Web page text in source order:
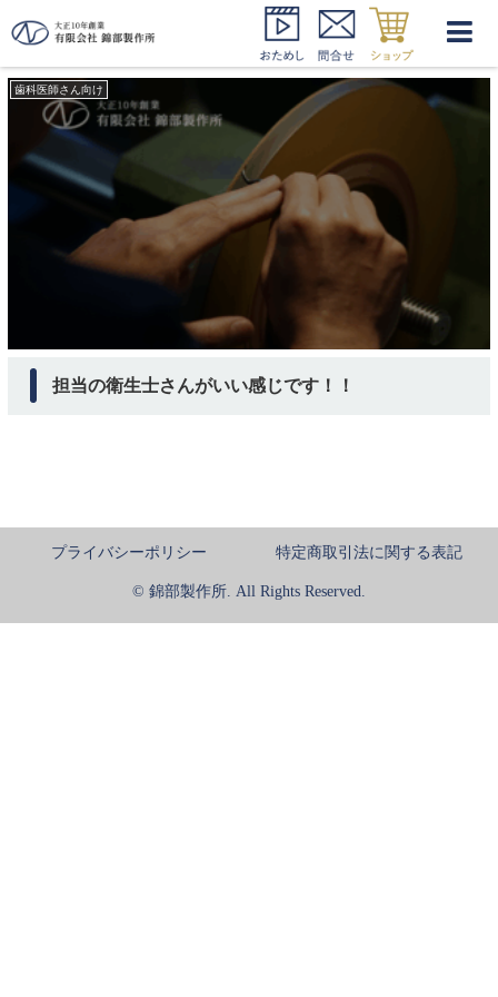
衛生士さん 成長
歯科医師さん向け
担当の衛生士さんがいい感じです！！
プライバシーポリシー 特定商取引法に関する表記
© 錦部製作所. All Rights Reserved.